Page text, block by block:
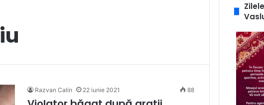
Razvan Calin 22 iunie 2021 88